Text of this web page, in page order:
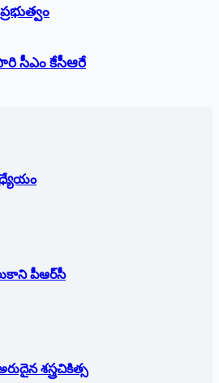
సీఎం కేసీఆరే
ధ్యేయం
పీఆర్‌సీ
శస్త్రచికిత్స